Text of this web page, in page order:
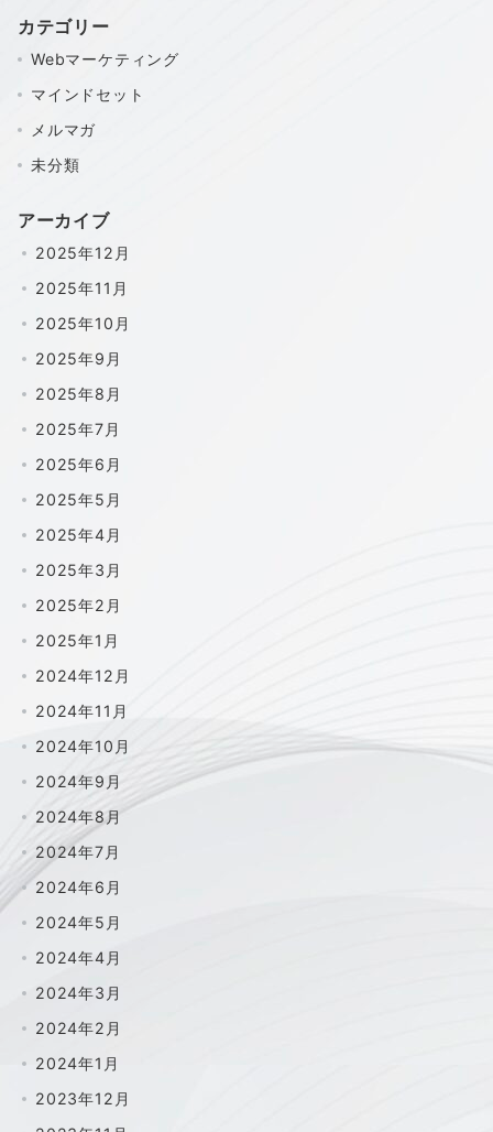
カテゴリー
Webマーケティング
マインドセット
メルマガ
未分類
アーカイブ
2025年12月
2025年11月
2025年10月
2025年9月
2025年8月
2025年7月
2025年6月
2025年5月
2025年4月
2025年3月
2025年2月
2025年1月
2024年12月
2024年11月
2024年10月
2024年9月
2024年8月
2024年7月
2024年6月
2024年5月
2024年4月
2024年3月
2024年2月
2024年1月
2023年12月